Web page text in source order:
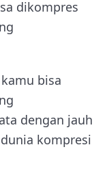
dikompres
bisa
dengan jauh
kompresi